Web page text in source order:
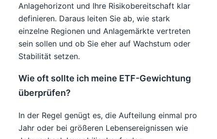
Anlagehorizont und Ihre Risikobereitschaft klar
definieren. Daraus leiten Sie ab, wie stark
einzelne Regionen und Anlagemärkte vertreten
sein sollen und ob Sie eher auf Wachstum oder
Stabilität setzen.
Wie oft sollte ich meine ETF-Gewichtung
überprüfen?
In der Regel genügt es, die Aufteilung einmal pro
Jahr oder bei größeren Lebensereignissen wie